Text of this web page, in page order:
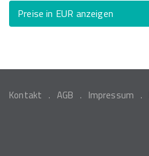
Preise in EUR anzeigen
Kontakt AGB Impressum